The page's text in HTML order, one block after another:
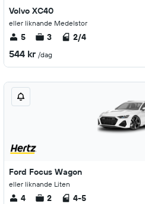
Volvo XC40
eller liknande Medelstor
5 3 2/4
544 kr /dag
Ford Focus Wagon
eller liknande Liten
4 2 4-5